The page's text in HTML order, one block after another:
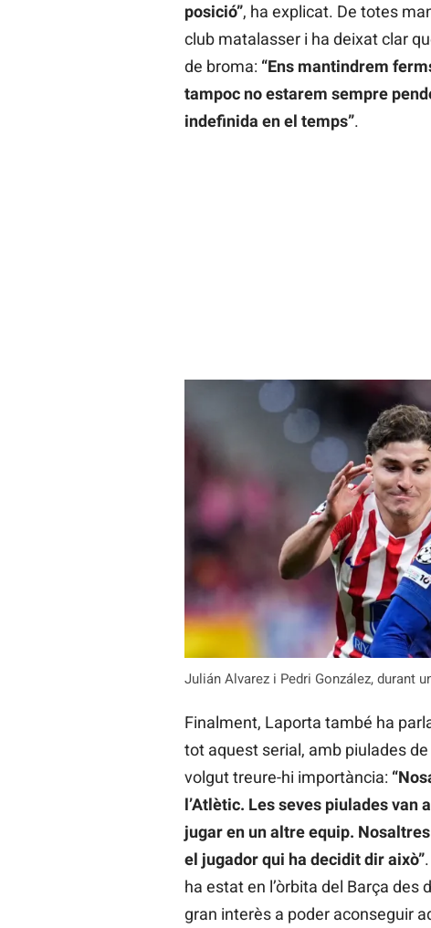
posició”, ha explicat. De totes
club matalasser i ha deixat clar
de broma: “Ens mantindrem
tampoc no estarem sempre
indefinida en el temps”.
Julián Alvarez i Pedri González, durant
Finalment, Laporta també ha
tot aquest serial, amb piulades
volgut treure-hi importància:
l’Atlètic. Les seves piulades van
jugar en un altre equip.
el jugador qui ha decidit dir això”
ha estat en l’òrbita del Barça des
gran interès a poder aconseguir